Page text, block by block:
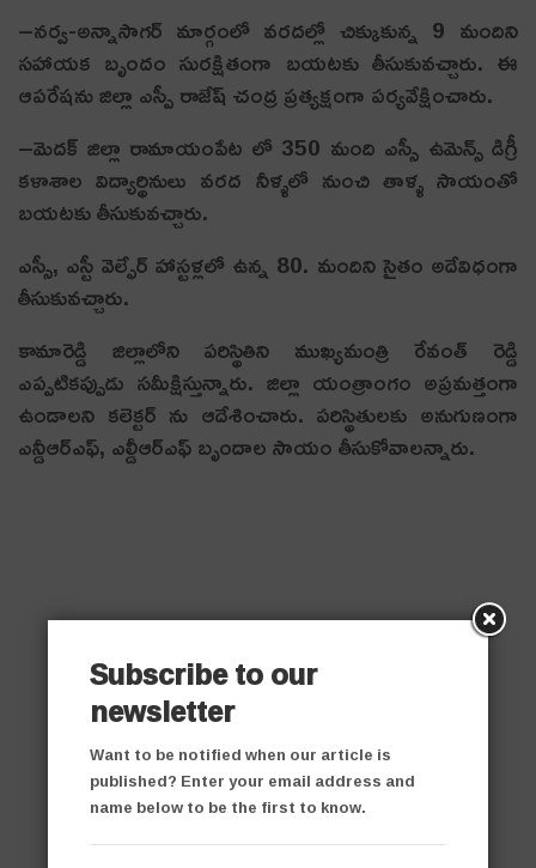
–నర్వ-అన్నాసాగర్ మార్గంలో వరదల్లో చిక్కుకున్న 9 మందిని
సహాయక బృందం సురక్షితంగా బయటకు తీసుకువచ్చారు. ఈ
ఆపరేషను జిల్లా ఎస్పీ రాజేష్ చంద్ర ప్రత్యక్షంగా పర్యవేక్షించారు.
–మెదక్ జిల్లా రామాయంపేట లో 350 మంది ఎస్సీ ఉమెన్స్ డిగ్రీ
కళాశాల విద్యార్థినులు వరద నీళ్ళలో నుంచి తాళ్ళ సాయంతో
బయటకు తీసుకువచ్చారు.
ఎస్సీ, ఎస్టీ వెల్ఫేర్ హాస్టళ్లలో ఉన్న 80. మందిని సైతం అదేవిధంగా
తీసుకువచ్చారు.
కామారెడ్డి జిల్లాలోని పరిస్థితిని ముఖ్యమంత్రి రేవంత్ రెడ్డి
ఎప్పటికప్పుడు సమీక్షిస్తున్నారు. జిల్లా యంత్రాంగం అప్రమత్తంగా
ఉండాలని కలెక్టర్ ను ఆదేశించారు. పరిస్థితులకు అనుగుణంగా
ఎన్డీఆర్ఎఫ్, ఎల్డీఆర్ఎఫ్ బృందాల సాయం తీసుకోవాలన్నారు.
Subscribe to our
newsletter
Want to be notified when our article is
published? Enter your email address and
name below to be the first to know.